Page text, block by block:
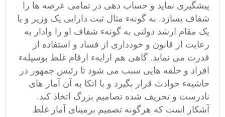
پیشگیری نماید و حساب دهی در تمامی عرصه ها را
شفاف بسازد. به گونهء مثال ثبت دارایی یک وزیر و یا
یک مقام ارشد دولتی به گونهء شفاف او را وادار به
رعایت از قانون و خودداری از فساد و استفاده از
قدرت می نماید. گاهی هم ارایهء ارقام غلط بوسیلهء
افراد و حلقه هایی سبب می شود تا رئیس جمهور در
حاشیهء حوادث قرار بگیرد و با اتکا به آن آمار های
نادرست و تحریف شده تصامیم بزرگ اتخاذ کند.
آشکار است که هرگونه تصمیم برمبنای آمار غلط